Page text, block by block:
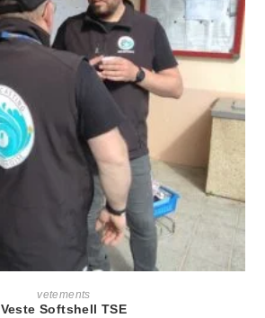
AJOUTER AU PANIER
vetements
Veste Softshell TSE